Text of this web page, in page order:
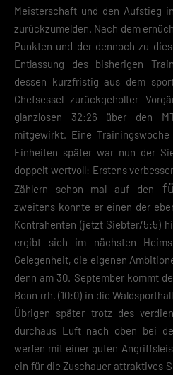
Meisterschaft und den Aufstieg
zurückzumelden. Nach dem
Punkten und der dennoch zu
Entlassung des bisherigen
dessen kurzfristig aus dem
Chefsessel zurückgeholter
glanzlosen 32:26 über den
mitgewirkt. Eine
Einheiten später war nun der
doppelt wertvoll: Erstens
Zählern schon mal auf den
zweitens konnte er einen der
Kontrahenten (jetzt Siebter/5:5)
ergibt sich im nächsten
Gelegenheit, die eigenen
denn am 30. September kommt
Bonn rrh. (10:0) in die
Übrigen später trotz des
durchaus Luft nach oben bei
werfen mit einer guten
ein für die Zuschauer attraktives